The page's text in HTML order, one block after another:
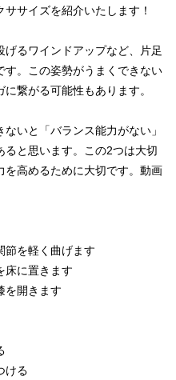
サイズを紹介いたします！
るワインドアップなど、片足
す。この姿勢がうまくできない
繋がる可能性もあります。
いと「バランス能力がない」
ると思います。この2つは大切
を高めるために大切です。動画
を軽く曲げます
床に置きます
を開きます
ける